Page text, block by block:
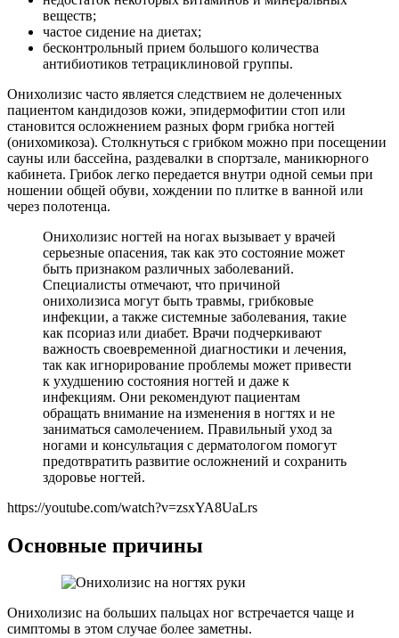
веществ;
частое сидение на диетах;
бесконтрольный прием большого количества
антибиотиков тетрациклиновой группы.
Онихолизис часто является следствием не долеченных
пациентом кандидозов кожи, эпидермофитии стоп или
становится осложнением разных форм грибка ногтей
(онихомикоза). Столкнуться с грибком можно при посещении
сауны или бассейна, раздевалки в спортзале, маникюрного
кабинета. Грибок легко передается внутри одной семьи при
ношении общей обуви, хождении по плитке в ванной или
через полотенца.
Онихолизис ногтей на ногах вызывает у врачей
серьезные опасения, так как это состояние может
быть признаком различных заболеваний.
Специалисты отмечают, что причиной
онихолизиса могут быть травмы, грибковые
инфекции, а также системные заболевания, такие
как псориаз или диабет. Врачи подчеркивают
важность своевременной диагностики и лечения,
так как игнорирование проблемы может привести
к ухудшению состояния ногтей и даже к
инфекциям. Они рекомендуют пациентам
обращать внимание на изменения в ногтях и не
заниматься самолечением. Правильный уход за
ногами и консультация с дерматологом помогут
предотвратить развитие осложнений и сохранить
здоровье ногтей.
https://youtube.com/watch?v=zsxYA8UaLrs
Основные причины
Онихолизис на больших пальцах ног встречается чаще и
симптомы в этом случае более заметны.